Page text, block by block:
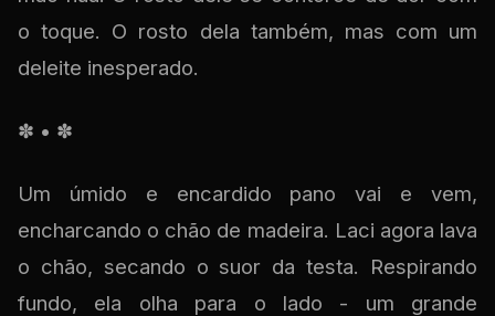
o toque. O rosto dela também, mas com um
deleite inesperado.
✽ • ✽
Um úmido e encardido pano vai e vem,
encharcando o chão de madeira. Laci agora lava
o chão, secando o suor da testa. Respirando
fundo, ela olha para o lado - um grande